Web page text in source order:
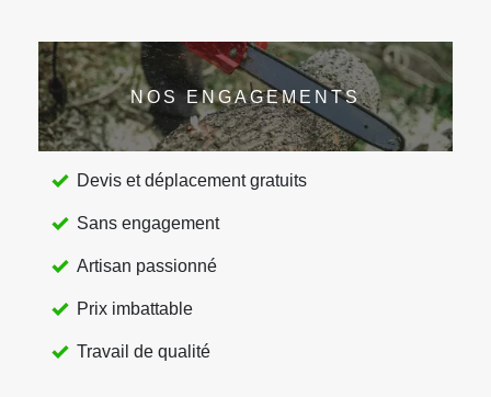
NOS ENGAGEMENTS
Devis et déplacement gratuits
Sans engagement
Artisan passionné
Prix imbattable
Travail de qualité